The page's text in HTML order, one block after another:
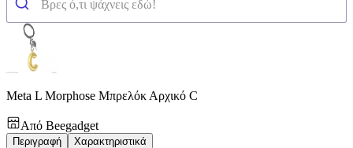
Meta L Morphose Μπρελόκ Αρχικό C
Από Beegadget
Περιγραφή Χαρακτηριστικά